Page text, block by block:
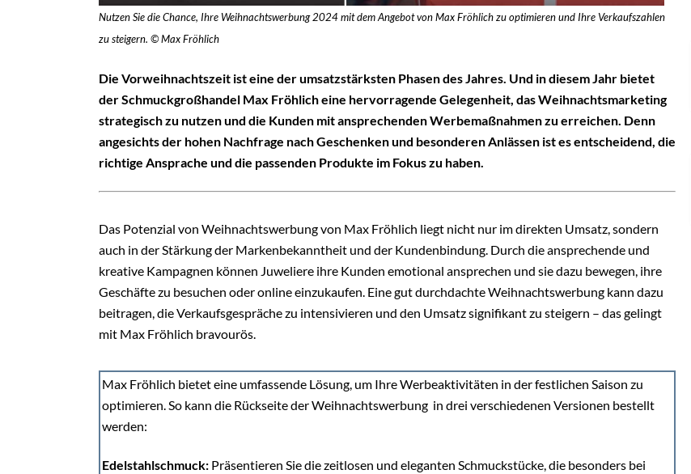
Nutzen Sie die Chance, Ihre Weihnachtswerbung 2024 mit dem Angebot von Max Fröhlich zu optimieren und Ihre Verkaufszahlen
zu steigern. © Max Fröhlich
Die Vorweihnachtszeit ist eine der umsatzstärksten Phasen des Jahres. Und in diesem Jahr bietet
der Schmuckgroßhandel Max Fröhlich eine hervorragende Gelegenheit, das Weihnachtsmarketing
strategisch zu nutzen und die Kunden mit ansprechenden Werbemaßnahmen zu erreichen. Denn
angesichts der hohen Nachfrage nach Geschenken und besonderen Anlässen ist es entscheidend, die
richtige Ansprache und die passenden Produkte im Fokus zu haben.
Das Potenzial von Weihnachtswerbung von Max Fröhlich liegt nicht nur im direkten Umsatz, sondern
auch in der Stärkung der Markenbekanntheit und der Kundenbindung. Durch die ansprechende und
kreative Kampagnen können Juweliere ihre Kunden emotional ansprechen und sie dazu bewegen, ihre
Geschäfte zu besuchen oder online einzukaufen. Eine gut durchdachte Weihnachtswerbung kann dazu
beitragen, die Verkaufsgespräche zu intensivieren und den Umsatz signifikant zu steigern – das gelingt
mit Max Fröhlich bravourös.
Max Fröhlich bietet eine umfassende Lösung, um Ihre Werbeaktivitäten in der festlichen Saison zu
optimieren. So kann die Rückseite der Weihnachtswerbung in drei verschiedenen Versionen bestellt
werden:
Edelstahlschmuck: Präsentieren Sie die zeitlosen und eleganten Schmuckstücke, die besonders bei